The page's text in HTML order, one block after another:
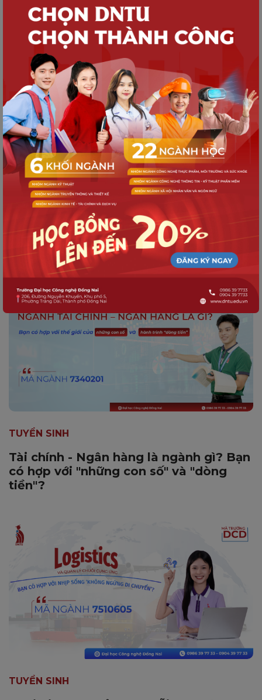
TUYỂN SINH
Quản trị Kinh doanh? Liệu bạn có phù
hợp với môi trường kinh doanh năng
động?
TUYỂN SINH
Tài chính - Ngân hàng là ngành gì? Bạn
có hợp với "những con số" và "dòng
tiền"?
TUYỂN SINH